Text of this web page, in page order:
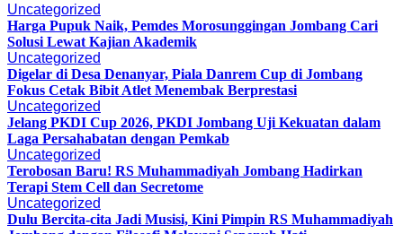
Uncategorized
Harga Pupuk Naik, Pemdes Morosunggingan Jombang Cari
Solusi Lewat Kajian Akademik
Uncategorized
Digelar di Desa Denanyar, Piala Danrem Cup di Jombang
Fokus Cetak Bibit Atlet Menembak Berprestasi
Uncategorized
Jelang PKDI Cup 2026, PKDI Jombang Uji Kekuatan dalam
Laga Persahabatan dengan Pemkab
Uncategorized
Terobosan Baru! RS Muhammadiyah Jombang Hadirkan
Terapi Stem Cell dan Secretome
Uncategorized
Dulu Bercita-cita Jadi Musisi, Kini Pimpin RS Muhammadiyah